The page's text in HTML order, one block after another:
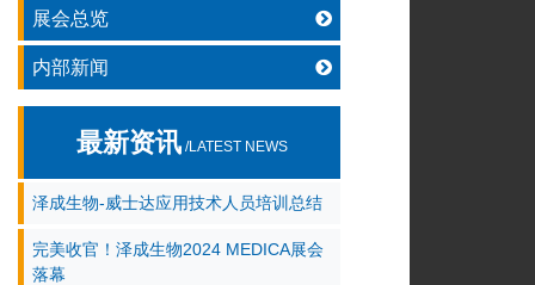
展会总览
内部新闻
最新资讯 /LATEST NEWS
泽成生物-威士达应用技术人员培训总结
完美收官！泽成生物2024 MEDICA展会
落幕